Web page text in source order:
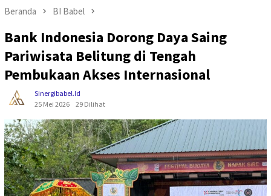
Beranda BI Babel
Bank Indonesia Dorong Daya Saing
Pariwisata Belitung di Tengah
Pembukaan Akses Internasional
Sinergibabel.id
25 Mei 2026
29 Dilihat